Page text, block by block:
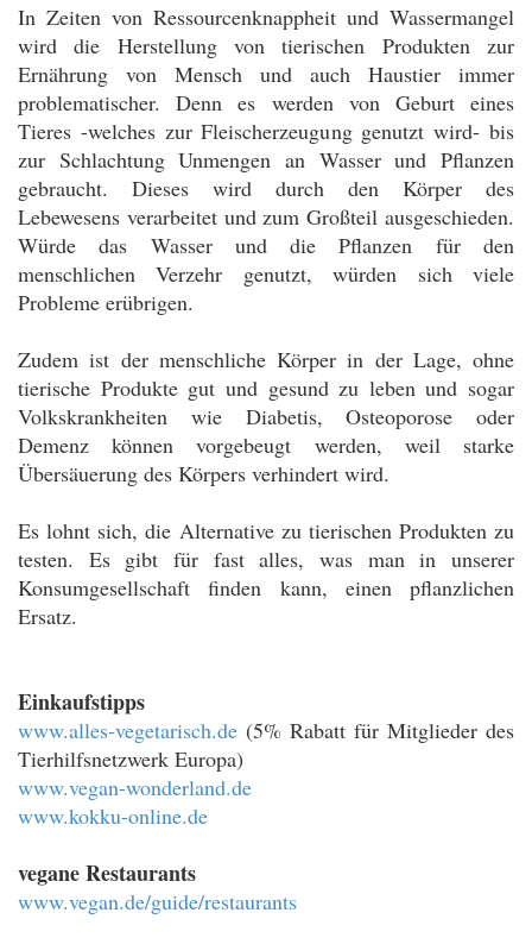
In Zeiten von Ressourcenknappheit und Wassermangel
wird die Herstellung von tierischen Produkten zur
Ernährung von Mensch und auch Haustier immer
problematischer. Denn es werden von Geburt eines
Tieres -welches zur Fleischerzeugung genutzt wird- bis
zur Schlachtung Unmengen an Wasser und Pflanzen
gebraucht. Dieses wird durch den Körper des
Lebewesens verarbeitet und zum Großteil ausgeschieden.
Würde das Wasser und die Pflanzen für den
menschlichen Verzehr genutzt, würden sich viele
Probleme erübrigen.
Zudem ist der menschliche Körper in der Lage, ohne
tierische Produkte gut und gesund zu leben und sogar
Volkskrankheiten wie Diabetis, Osteoporose oder
Demenz können vorgebeugt werden, weil starke
Übersäuerung des Körpers verhindert wird.
Es lohnt sich, die Alternative zu tierischen Produkten zu
testen. Es gibt für fast alles, was man in unserer
Konsumgesellschaft finden kann, einen pflanzlichen
Ersatz.
Einkaufstipps
www.alles-vegetarisch.de (5% Rabatt für Mitglieder des
Tierhilfsnetzwerk Europa)
www.vegan-wonderland.de
www.kokku-online.de
vegane Restaurants
www.vegan.de/guide/restaurants